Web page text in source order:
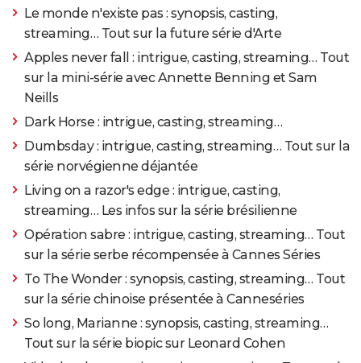
Le monde n'existe pas : synopsis, casting,
streaming… Tout sur la future série d'Arte
Apples never fall : intrigue, casting, streaming… Tout
sur la mini-série avec Annette Benning et Sam
Neills
Dark Horse : intrigue, casting, streaming…
Dumbsday : intrigue, casting, streaming… Tout sur la
série norvégienne déjantée
Living on a razor's edge : intrigue, casting,
streaming… Les infos sur la série brésilienne
Opération sabre : intrigue, casting, streaming… Tout
sur la série serbe récompensée à Cannes Séries
To The Wonder : synopsis, casting, streaming… Tout
sur la série chinoise présentée à Canneséries
So long, Marianne : synopsis, casting, streaming…
Tout sur la série biopic sur Leonard Cohen